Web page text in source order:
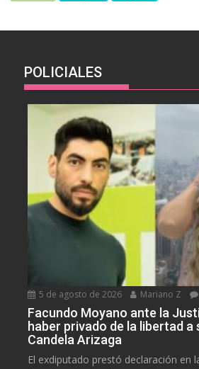
POLICIALES
5 de agosto de 2026 Mariano Z
Facundo Moyano ante la
haber privado de la libertad a
Candela Arizaga
El exdiputado prestó declaración en